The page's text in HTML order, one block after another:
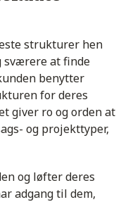
strukturer hen
sværere at finde
benytter
for deres
giver ro og orden at
og projekttyper,
og løfter deres
adgang til dem,